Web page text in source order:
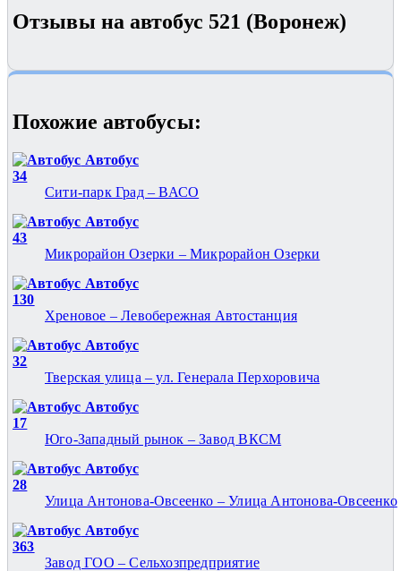
Отзывы на автобус 521 (Воронеж)
Похожие автобуcы:
Автобус
34
Сити-парк Град – ВАСО
Автобус
43
Микрорайон Озерки – Микрорайон Озерки
Автобус
130
Хреновое – Левобережная Автостанция
Автобус
32
Тверская улица – ул. Генерала Перхоровича
Автобус
17
Юго-Западный рынок – Завод ВКСМ
Автобус
28
Улица Антонова-Овсеенко – Улица Антонова-Овсеенко
Автобус
363
Завод ГОО – Сельхозпредприятие